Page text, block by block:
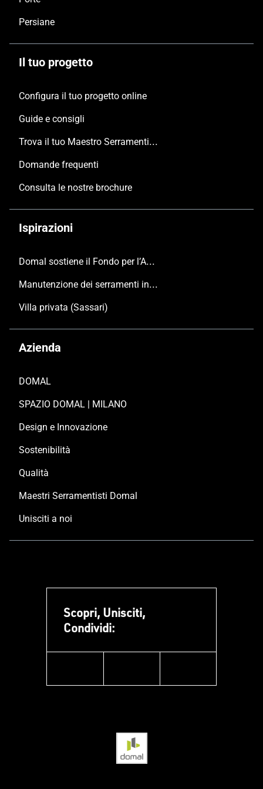
Persiane
Il tuo progetto
Configura il tuo progetto online
Guide e consigli
Trova il tuo Maestro Serramentista Domal
Domande frequenti
Consulta le nostre brochure
Ispirazioni
Domal sostiene il Fondo per l’Ambiente Italiano anche per le Giornate FAI di Primavera 2024
Manutenzione dei serramenti in alluminio
Villa privata (Sassari)
Azienda
DOMAL
SPAZIO DOMAL | MILANO
Design e Innovazione
Sostenibilità
Qualità
Maestri Serramentisti Domal
Unisciti a noi
Scopri, Unisciti,
Condividi: